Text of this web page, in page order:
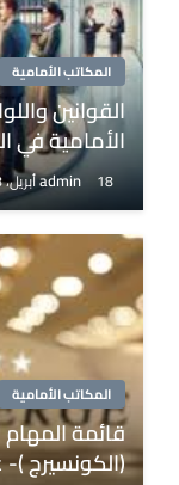
المكاتب الأمامية
القوانين
الأمامية في
admin 18 أبريل، 2018
المكاتب الأمامية
قائمة
(الكونسيرج